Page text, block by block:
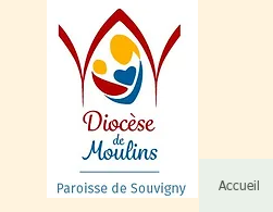
Accueil